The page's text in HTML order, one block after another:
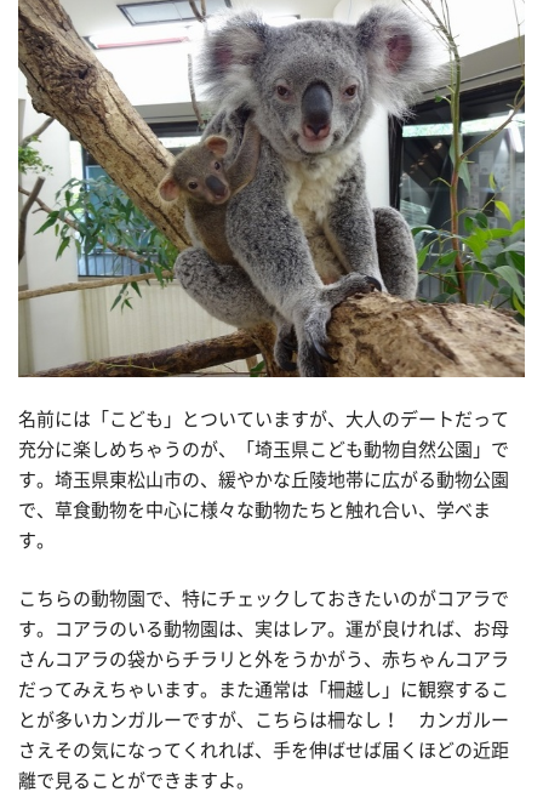
名前には「こども」とついていますが、大人のデートだって
充分に楽しめちゃうのが、「埼玉県こども動物自然公園」で
す。埼玉県東松山市の、緩やかな丘陵地帯に広がる動物公園
で、草食動物を中心に様々な動物たちと触れ合い、学べま
す。
こちらの動物園で、特にチェックしておきたいのがコアラで
す。コアラのいる動物園は、実はレア。運が良ければ、お母
さんコアラの袋からチラリと外をうかがう、赤ちゃんコアラ
だってみえちゃいます。また通常は「柵越し」に観察するこ
とが多いカンガルーですが、こちらは柵なし！ カンガルー
さえその気になってくれれば、手を伸ばせば届くほどの近距
離で見ることができますよ。